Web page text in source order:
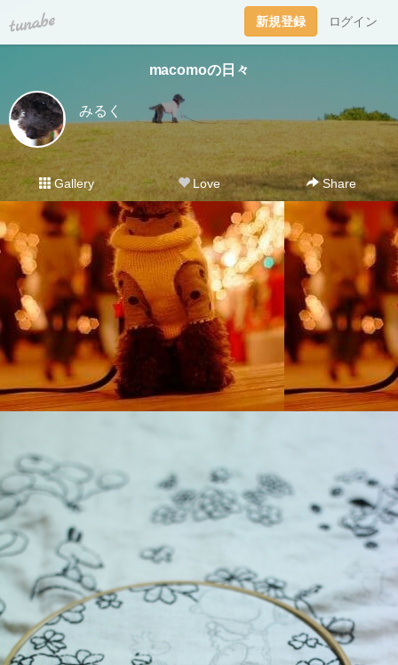
tuna.be 新規登録 ログイン
macomoの日々
みるく
Gallery Love Share